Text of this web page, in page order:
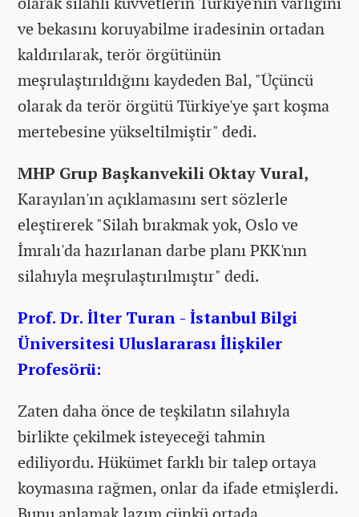
ve bekasını koruyabilme iradesinin ortadan
kaldırılarak, terör örgütünün
meşrulaştırıldığını kaydeden Bal, "Üçüncü
olarak da terör örgütü Türkiye'ye şart koşma
mertebesine yükseltilmiştir" dedi.
MHP Grup Başkanvekili Oktay Vural,
Karayılan'ın açıklamasını sert sözlerle
eleştirerek "Silah bırakmak yok, Oslo ve
İmralı'da hazırlanan darbe planı PKK'nın
silahıyla meşrulaştırılmıştır" dedi.
Prof. Dr. İlter Turan - İstanbul Bilgi
Üniversitesi Uluslararası İlişkiler
Profesörü:
Zaten daha önce de teşkilatın silahıyla
birlikte çekilmek isteyeceği tahmin
ediliyordu. Hükümet farklı bir talep ortaya
koymasına rağmen, onlar da ifade etmişlerdi.